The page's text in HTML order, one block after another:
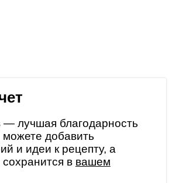
— лучшая благодарность
добавить
и идеи к рецепту, а
в вашем